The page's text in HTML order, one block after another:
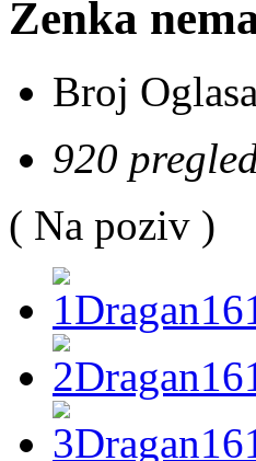
Zenka
Broj
920
( Na poziv )